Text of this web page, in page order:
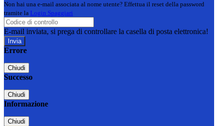
Non hai una e-mail associata al nome utente? Effettua il reset della password
tramite la Login Spaggiari
E-mail inviata, si prega di controllare la casella di posta elettronica!
Errore
Chiudi
Successo
Chiudi
Informazione
Chiudi